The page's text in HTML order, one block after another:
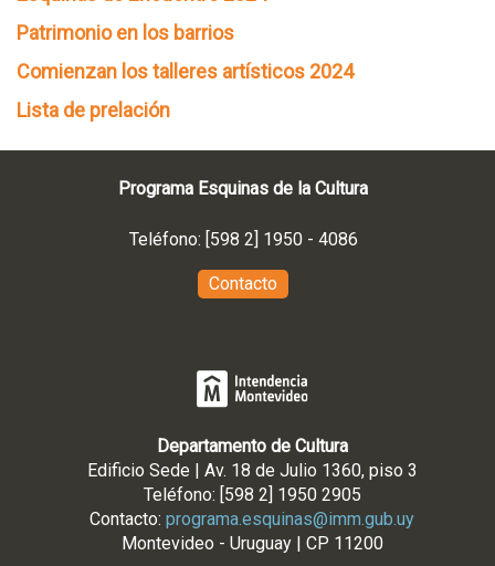
Patrimonio en los barrios
Comienzan los talleres artísticos 2024
Lista de prelación
Programa Esquinas de la Cultura
Teléfono: [598 2] 1950 - 4086
Contacto
Departamento de Cultura
Edificio Sede | Av. 18 de Julio 1360, piso 3
Teléfono: [598 2] 1950 2905
Contacto: programa.esquinas@imm.gub.uy
Montevideo - Uruguay | CP 11200